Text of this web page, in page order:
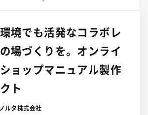
境でも活発なコラボレ
場づくりを。オンライ
ョップマニュアル製作
ト
ルタ株式会社